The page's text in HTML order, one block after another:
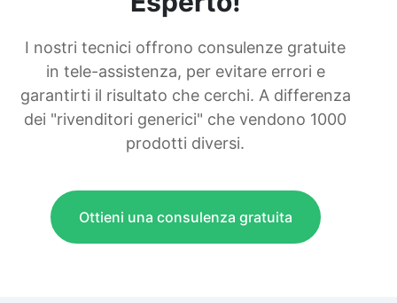
I nostri tecnici offrono consulenze gratuite
in tele-assistenza, per evitare errori e
garantirti il risultato che cerchi. A differenza
dei "rivenditori generici" che vendono 1000
prodotti diversi.
Ottieni una consulenza gratuita